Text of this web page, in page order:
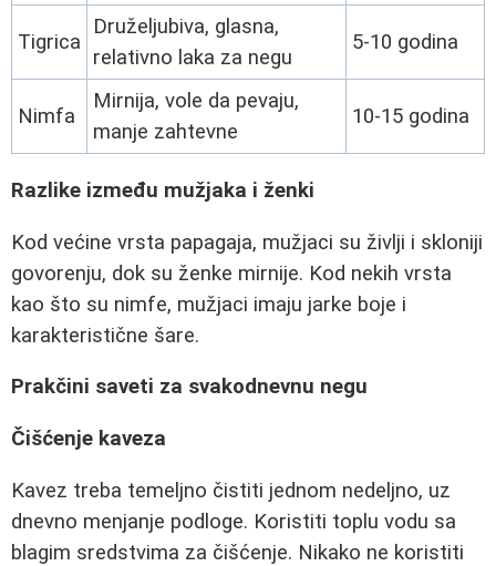
Tigrica
Druželjubiva, glasna,
relativno laka za negu
5-10 godina
Nimfa
Mirnija, vole da pevaju,
manje zahtevne
10-15 godina
Razlike između mužjaka i ženki
Kod većine vrsta papagaja, mužjaci su življi i skloniji
govorenju, dok su ženke mirnije. Kod nekih vrsta
kao što su nimfe, mužjaci imaju jarke boje i
karakteristične šare.
Prakčini saveti za svakodnevnu negu
Čišćenje kaveza
Kavez treba temeljno čistiti jednom nedeljno, uz
dnevno menjanje podloge. Koristiti toplu vodu sa
blagim sredstvima za čišćenje. Nikako ne koristiti